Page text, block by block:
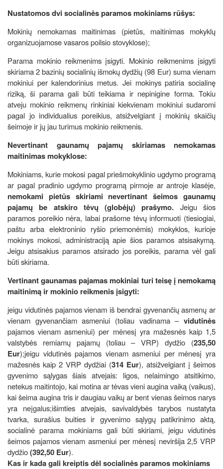
Nustatomos dvi socialinės paramos mokiniams rūšys:
Mokinių nemokamas maitinimas (pietūs, maitinimas mokyklų
organizuojamose vasaros poilsio stovyklose);
Parama mokinio reikmenims įsigyti. Mokinio reikmenims įsigyti
skiriama 2 bazinių socialinių išmokų dydžių (98 Eur) suma vienam
mokiniui per kalendorinius metus. Jei mokinys patiria socialinę
riziką, ši parama gali būti teikiama ir nepinigine forma. Tokiu
atveju mokinio reikmenų rinkiniai kiekvienam mokiniui sudaromi
pagal jo individualius poreikius, atsižvelgiant į mokinių skaičių
šeimoje ir jų jau turimus mokinio reikmenis.
Nevertinant gaunamų pajamų skiriamas nemokamas
maitinimas mokyklose:
Mokiniams, kurie mokosi pagal priešmokyklinio ugdymo programą
ar pagal pradinio ugdymo programą pirmoje ar antroje klasėje,
nemokami pietūs skiriami nevertinant šeimos gaunamų
pajamų be atskiro tėvų (globėjų) prašymo. Jeigu šios
paramos poreikio nėra, labai prašome tėvų informuoti (tiesiogiai,
paštu arba elektroninio ryšio priemonėmis) mokyklos, kurioje
mokinys mokosi, administraciją apie šios paramos atsisakymą.
Jeigu atsisakius paramos atsirado jos poreikis, parama vėl gali
būti skiriama.
Vertinant gaunamas pajamas mokiniai turi teisę į nemokamą
maitinimą ir mokinio reikmenis įsigyti:
jeigu vidutinės pajamos vienam iš bendrai gyvenančių asmenų ar
vienam gyvenančiam asmeniui (toliau vadinama – vidutinės
pajamos vienam asmeniui) per mėnesį yra mažesnės kaip 1,5
valstybės remiamų pajamų (toliau – VRP) dydžio (235,50
Eur);jeigu vidutinės pajamos vienam asmeniui per mėnesį yra
mažesnės kaip 2 VRP dydžiai (314 Eur), atsižvelgiant į šeimos
gyvenimo sąlygas šiais atvejais: ligos, nelaimingo atsitikimo,
netekus maitintojo, kai motina ar tėvas vieni augina vaiką (vaikus),
kai šeima augina tris ir daugiau vaikų ar bent vienas šeimos narys
yra neįgalus;išimties atvejais, savivaldybės tarybos nustatyta
tvarka, surašius buities ir gyvenimo sąlygų patikrinimo aktą,
socialinė parama mokiniams gali būti skiriami, jeigu vidutinės
šeimos pajamos vienam asmeniui per mėnesį neviršija 2,5 VRP
dydžio(392,50 Eur).
Kas ir kada gali kreiptis dėl socialinės paramos mokiniams